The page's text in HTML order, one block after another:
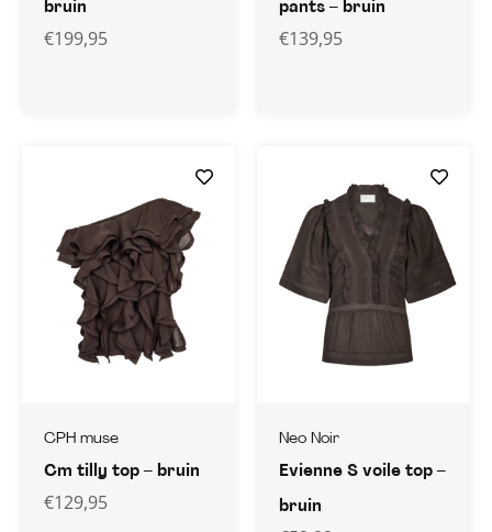
bruin
€199,95
pants – bruin
€139,95
CPH muse
Cm tilly top – bruin
€129,95
Neo Noir
Evienne S voile top –
bruin